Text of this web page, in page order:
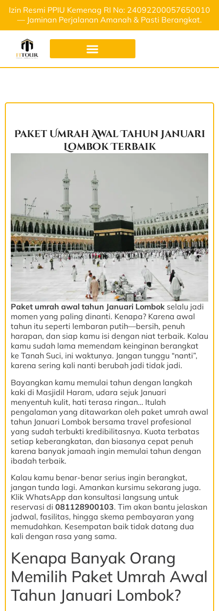
Izin Resmi PPIU Kemenag RI No: 24092200057650010
— Jaminan Perjalanan Amanah & Pasti Berangkat.
Paket Umrah Awal Tahun Januari
Lombok Terbaik
Paket umrah awal tahun Januari Lombok selalu jadi
momen yang paling dinanti. Kenapa? Karena awal
tahun itu seperti lembaran putih—bersih, penuh
harapan, dan siap kamu isi dengan niat terbaik. Kalau
kamu sudah lama memendam keinginan berangkat
ke Tanah Suci, ini waktunya. Jangan tunggu “nanti”,
karena sering kali nanti berubah jadi tidak jadi.
Bayangkan kamu memulai tahun dengan langkah
kaki di Masjidil Haram, udara sejuk Januari
menyentuh kulit, hati terasa ringan… Itulah
pengalaman yang ditawarkan oleh paket umrah awal
tahun Januari Lombok bersama travel profesional
yang sudah terbukti kredibilitasnya. Kuota terbatas
setiap keberangkatan, dan biasanya cepat penuh
karena banyak jamaah ingin memulai tahun dengan
ibadah terbaik.
Kalau kamu benar-benar serius ingin berangkat,
jangan tunda lagi. Amankan kursimu sekarang juga.
Klik WhatsApp dan konsultasi langsung untuk
reservasi di 081128900103. Tim akan bantu jelaskan
jadwal, fasilitas, hingga skema pembayaran yang
memudahkan. Kesempatan baik tidak datang dua
kali dengan rasa yang sama.
Kenapa Banyak Orang
Memilih Paket Umrah Awal
Tahun Januari Lombok?